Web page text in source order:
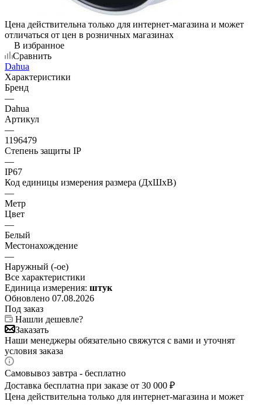
Цена действительна только для интернет-магазина и может
отличаться от цен в розничных магазинах
В избранное
Сравнить
Dahua
Характеристики
Бренд
—
Dahua
Артикул
—
1196479
Степень защиты IP
—
IP67
Код единицы измерения размера (ДхШхВ)
—
Метр
Цвет
—
Белый
Местонахождение
—
Наружный (-ое)
Все характеристики
Единица измерения: штук
Обновлено 07.08.2026
Под заказ
Нашли дешевле?
Заказать
Наши менеджеры обязательно свяжутся с вами и уточнят
условия заказа
Самовывоз завтра - бесплатно
Доставка бесплатна при заказе от 30 000 ₽
Цена действительна только для интернет-магазина и может